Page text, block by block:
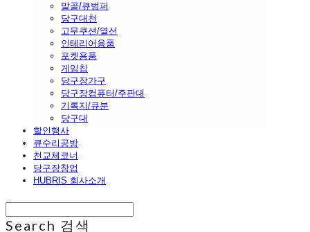
말골/큐범퍼
당구대천
고무쿠션/열선
인테리어용품
포켓용품
게임칩
당구장가구
당구장컴퓨터/주판대
기록지/큐분
당구대
할인행사
큐수리공방
천교체코너
당구장창업
HUBRIS 회사소개
Search 검색